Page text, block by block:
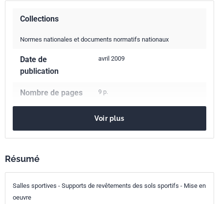
Collections
Normes nationales et documents normatifs nationaux
Date de
publication
avril 2009
Nombre de pages 9 p.
Codes ICS
Indice de
Numéro de tirage 1 - mars 2009
Voir plus
Résumé
Salles sportives - Supports de revêtements des sols sportifs - Mise en
oeuvre